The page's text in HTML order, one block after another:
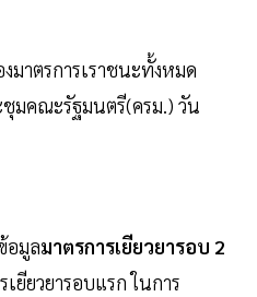
มาตรการเราชนะทั้งหมด
มคณะรัฐมนตรี(ครม.) วัน
อมูลมาตรการเยียวยารอบ 2
ยียวยารอบแรก ในการ